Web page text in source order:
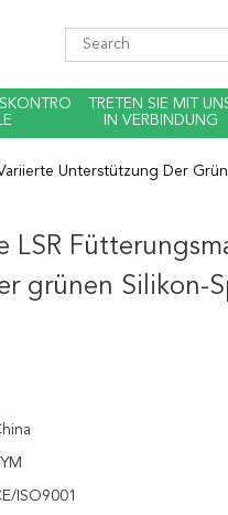
TRETEN SIE MIT
IN VERBINDUNG
Unterstützung Der
LSR
grünen Silikon-
TYM
ISO9001